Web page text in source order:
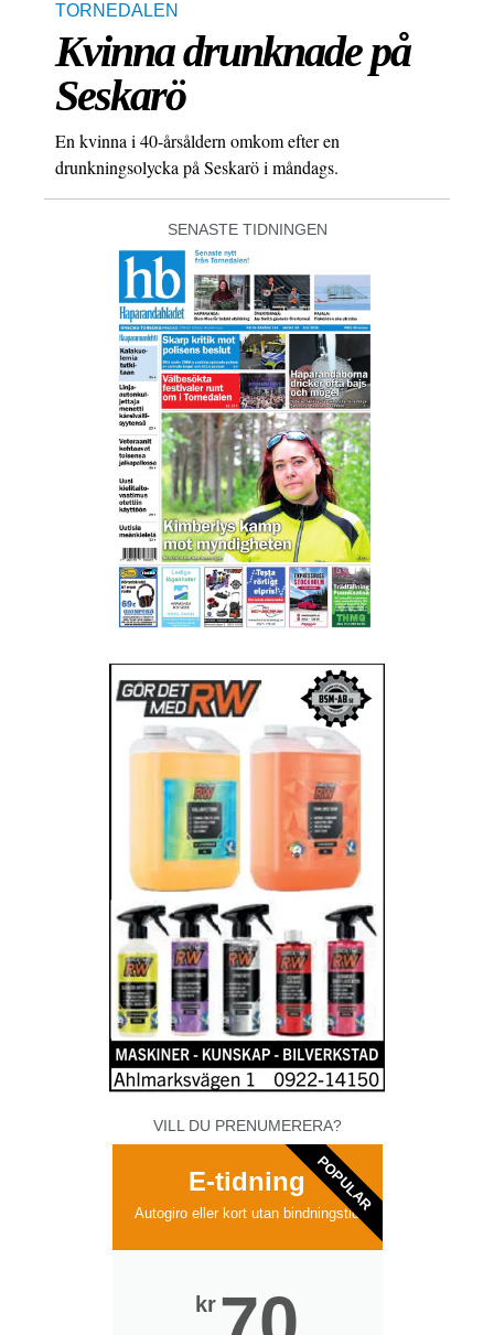
TORNEDALEN
Kvinna drunknade på
Seskarö
En kvinna i 40-årsåldern omkom efter en
drunkningsolycka på Seskarö i måndags.
SENASTE TIDNINGEN
VILL DU PRENUMERERA?
E-tidning
Autogiro eller kort utan bindningstid
kr
POPULAR